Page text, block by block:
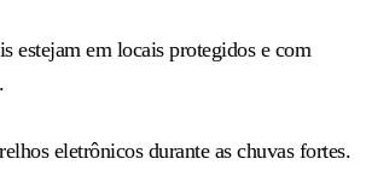
estejam em locais protegidos e com
eletrônicos durante as chuvas fortes.